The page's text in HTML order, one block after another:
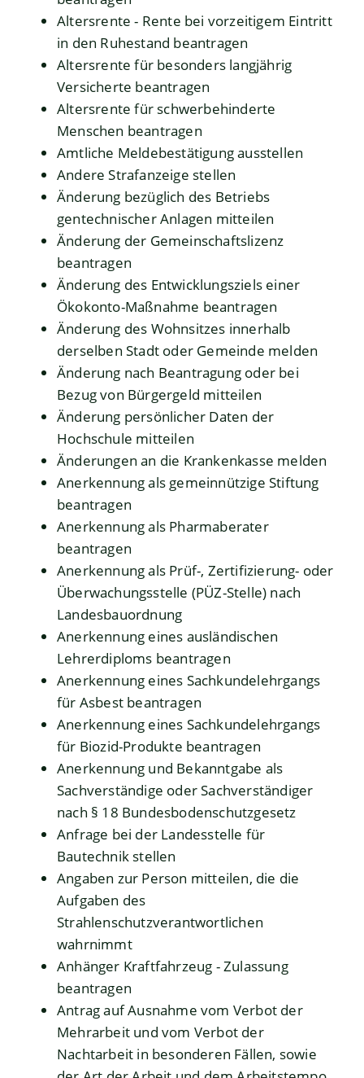
Altersrente - Rente bei vorzeitigem Eintritt
in den Ruhestand beantragen
Altersrente für besonders langjährig
Versicherte beantragen
Altersrente für schwerbehinderte
Menschen beantragen
Amtliche Meldebestätigung ausstellen
Andere Strafanzeige stellen
Änderung bezüglich des Betriebs
gentechnischer Anlagen mitteilen
Änderung der Gemeinschaftslizenz
beantragen
Änderung des Entwicklungsziels einer
Ökokonto-Maßnahme beantragen
Änderung des Wohnsitzes innerhalb
derselben Stadt oder Gemeinde melden
Änderung nach Beantragung oder bei
Bezug von Bürgergeld mitteilen
Änderung persönlicher Daten der
Hochschule mitteilen
Änderungen an die Krankenkasse melden
Anerkennung als gemeinnützige Stiftung
beantragen
Anerkennung als Pharmaberater
beantragen
Anerkennung als Prüf-, Zertifizierung- oder
Überwachungsstelle (PÜZ-Stelle) nach
Landesbauordnung
Anerkennung eines ausländischen
Lehrerdiploms beantragen
Anerkennung eines Sachkundelehrgangs
für Asbest beantragen
Anerkennung eines Sachkundelehrgangs
für Biozid-Produkte beantragen
Anerkennung und Bekanntgabe als
Sachverständige oder Sachverständiger
nach § 18 Bundesbodenschutzgesetz
Anfrage bei der Landesstelle für
Bautechnik stellen
Angaben zur Person mitteilen, die die
Aufgaben des
Strahlenschutzverantwortlichen
wahrnimmt
Anhänger Kraftfahrzeug - Zulassung
beantragen
Antrag auf Ausnahme vom Verbot der
Mehrarbeit und vom Verbot der
Nachtarbeit in besonderen Fällen, sowie